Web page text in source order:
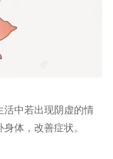
活中若出现阴虚的情
体，改善症状。